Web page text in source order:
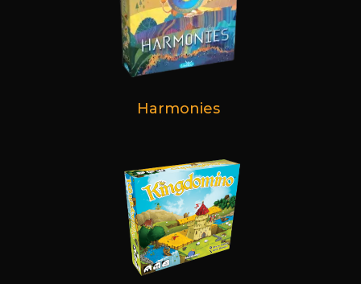
Harmonies